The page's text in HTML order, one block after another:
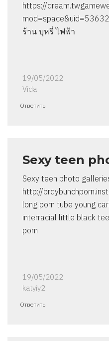
https://
ร้าน บุหรี่ ไฟฟ้า
19/05/2022
Vida
Ответить
Sexy teen
Sexy teen photo
http://
long porn tube young
interracial little black
porn
19/05/2022
katyiy2
Ответить